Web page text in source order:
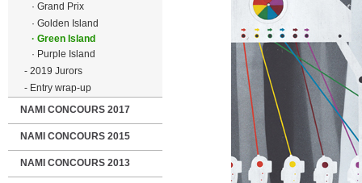
· Grand Prix
· Golden Island
· Green Island
· Purple Island
- 2019 Jurors
- Entry wrap-up
NAMI CONCOURS 2017
NAMI CONCOURS 2015
NAMI CONCOURS 2013